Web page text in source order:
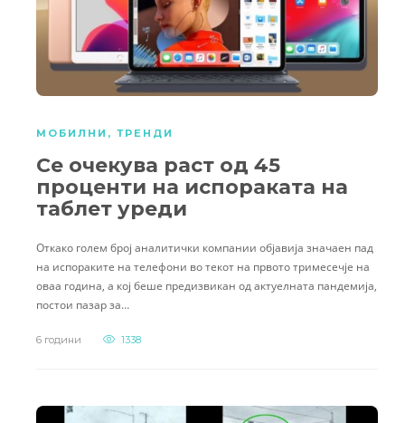
МОБИЛНИ , ТРЕНДИ
Се очекува раст од 45
проценти на испораката на
таблет уреди
Откако голем број аналитички компании објавија значаен пад
на испораките на телефони во текот на првото тримесечје на
оваа година, а кој беше предизвикан од актуелната пандемија,
постои пазар за…
6 години 1338